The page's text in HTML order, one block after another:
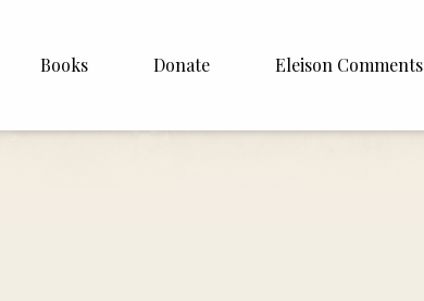
Books Donate Eleison Comments